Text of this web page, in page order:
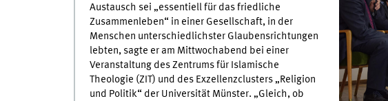
Austausch sei „essentiell für das friedliche
Zusammenleben“ in einer Gesellschaft, in der
Menschen unterschiedlichster Glaubensrichtungen
lebten, sagte er am Mittwochabend bei einer
Veranstaltung des Zentrums für Islamische
Theologie (ZIT) und des Exzellenzclusters „Religion
und Politik“ der Universität Münster. „Gleich, ob